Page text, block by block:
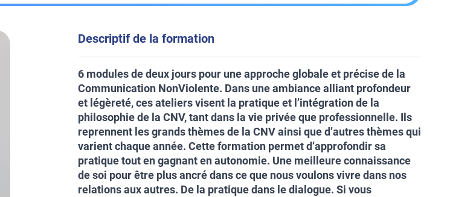
Descriptif de la formation
6 modules de deux jours pour une approche globale et précise de la
Communication NonViolente. Dans une ambiance alliant profondeur
et légèreté, ces ateliers visent la pratique et l’intégration de la
philosophie de la CNV, tant dans la vie privée que professionnelle. Ils
reprennent les grands thèmes de la CNV ainsi que d’autres thèmes qui
varient chaque année. Cette formation permet d’approfondir sa
pratique tout en gagnant en autonomie. Une meilleure connaissance
de soi pour être plus ancré dans ce que nous voulons vivre dans nos
relations aux autres. De la pratique dans le dialogue. Si vous